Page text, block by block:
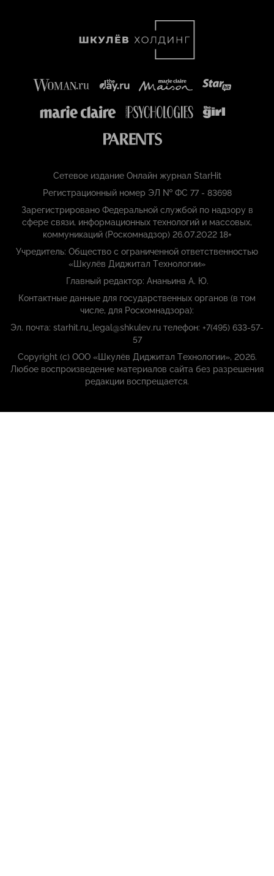
Сетевое издание Онлайн журнал StarHit
Регистрационный номер ЭЛ № ФС 77 - 83698
Зарегистрировано Федеральной службой по надзору в
сфере связи, информационных технологий и массовых,
коммуникаций (Роскомнадзор) 26.07.2022 18+
Учредитель: Общество с ограниченной ответственностью
«Шкулёв Диджитал Технологии»
Главный редактор: Ананьина А. Ю.
Контактные данные для государственных органов (в том
числе, для Роскомнадзора):
Эл. почта: starhit.ru_legal@shkulev.ru телефон: +7(495) 633-57-
57
Copyright (с) ООО «Шкулёв Диджитал Технологии», 2026.
Любое воспроизведение материалов сайта без разрешения
редакции воспрещается.